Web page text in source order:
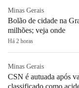
Minas Gerais
Bolão de cidade na
milhões; veja onde
Há 2 horas
Minas Gerais
CSN é autuada após
classificado como